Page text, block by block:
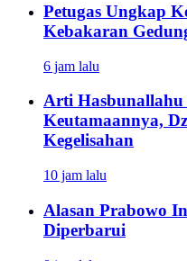
Petugas Ungkap
Kebakaran
6 jam lalu
Arti Hasbunallahu
Keutamaannya,
Kegelisahan
10 jam lalu
Alasan Prabowo
Diperbarui